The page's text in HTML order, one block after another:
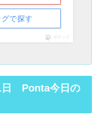
で探す
ポチップ
日 Ponta今日の